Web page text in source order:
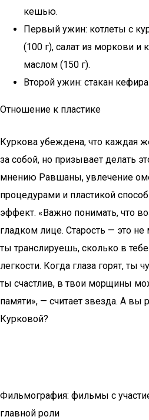
кешью.
Первый ужин: котлеты с
(100 г), салат из моркови
маслом (150 г).
Второй ужин: стакан кефира
Отношение к пластике
Куркова убеждена, что каждая
за собой, но призывает делать
мнению Равшаны, увлечение
процедурами и пластикой
эффект. «Важно понимать, что
гладком лице. Старость — это
ты транслируешь, сколько в
легкости. Когда глаза горят,
ты счастлив, в твои морщины
памяти», — считает звезда. А вы
Курковой?
Фильмография: фильмы с
главной роли